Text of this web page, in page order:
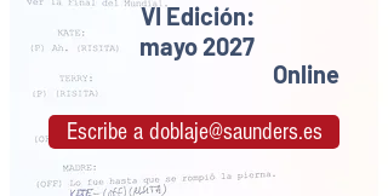
VI Edición:
mayo 2027
Online
Escribe a doblaje@saunders.es